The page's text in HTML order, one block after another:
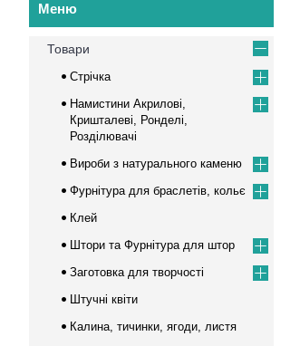
Товари
Стрічка
Намистини Акрилові,
Кришталеві, Ронделі,
Розділювачі
Вироби з натурального каменю
Фурнітура для браслетів, кольє
Клей
Штори та Фурнітура для штор
Заготовка для творчості
Штучні квіти
Калина, тичинки, ягоди, листя